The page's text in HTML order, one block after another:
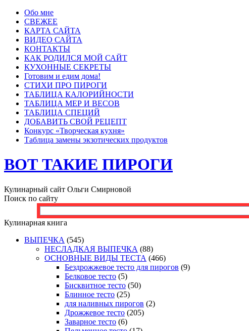
Обо мне
СВЕЖЕЕ
КАРТА САЙТА
ВИДЕО САЙТА
КОНТАКТЫ
КАК РОДИЛСЯ МОЙ САЙТ
КУХОННЫЕ СЕКРЕТЫ
Готовим и едим дома!
СТИХИ ПРО ПИРОГИ
ТАБЛИЦА КАЛОРИЙНОСТИ
ТАБЛИЦА МЕР И ВЕСОВ
ТАБЛИЦА СПЕЦИЙ
ДОБАВИТЬ СВОЙ РЕЦЕПТ
Конкурс «Творческая кухня»
Таблица замены экзотических продуктов
ВОТ ТАКИЕ ПИРОГИ
Кулинарный сайт Ольги Смирновой
Поиск по сайту
Кулинарная книга
ВЫПЕЧКА (545)
НЕСЛАДКАЯ ВЫПЕЧКА (88)
ОСНОВНЫЕ ВИДЫ ТЕСТА (466)
Бездрожжевое тесто для пирогов (9)
Белковое тесто (5)
Бисквитное тесто (50)
Блинное тесто (25)
для наливных пирогов (2)
Дрожжевое тесто (205)
Заварное тесто (6)